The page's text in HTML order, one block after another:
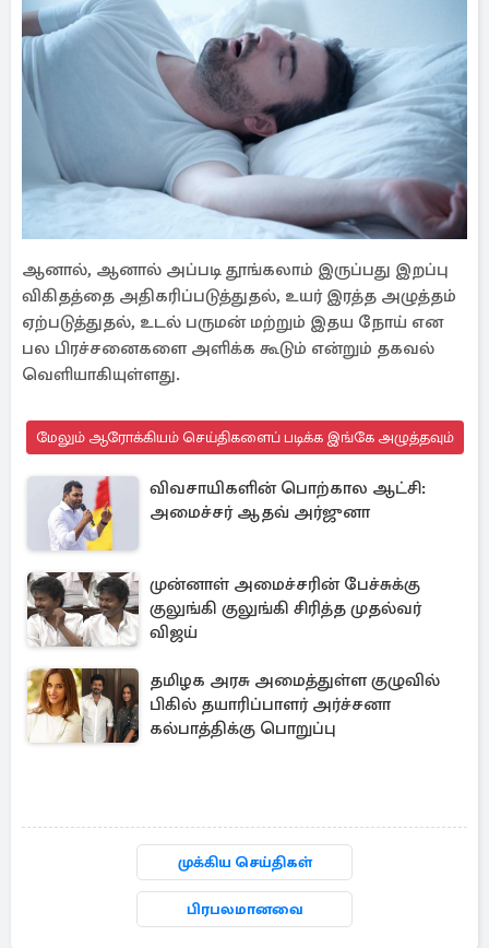
ஆனால், ஆனால் அப்படி தூங்கலாம் இருப்பது இறப்பு
விகிதத்தை அதிகரிப்படுத்துதல், உயர் இரத்த அழுத்தம்
ஏற்படுத்துதல், உடல் பருமன் மற்றும் இதய நோய் என
பல பிரச்சனைகளை அளிக்க கூடும் என்றும் தகவல்
வெளியாகியுள்ளது.
மேலும் ஆரோக்கியம் செய்திகளைப் படிக்க இங்கே அழுத்தவும்
விவசாயிகளின் பொற்கால ஆட்சி:
அமைச்சர் ஆதவ் அர்ஜுனா
முன்னாள் அமைச்சரின் பேச்சுக்கு
குலுங்கி குலுங்கி சிரித்த முதல்வர்
விஜய்
தமிழக அரசு அமைத்துள்ள குழுவில்
பிகில் தயாரிப்பாளர் அர்ச்சனா
கல்பாத்திக்கு பொறுப்பு
முக்கிய செய்திகள்
பிரபலமானவை